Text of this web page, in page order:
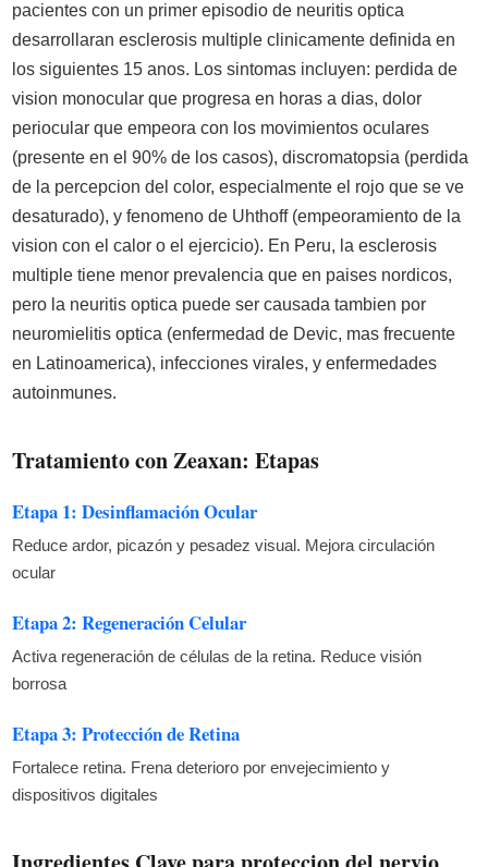
pacientes con un primer episodio de neuritis optica
desarrollaran esclerosis multiple clinicamente definida en
los siguientes 15 anos. Los sintomas incluyen: perdida de
vision monocular que progresa en horas a dias, dolor
periocular que empeora con los movimientos oculares
(presente en el 90% de los casos), discromatopsia (perdida
de la percepcion del color, especialmente el rojo que se ve
desaturado), y fenomeno de Uhthoff (empeoramiento de la
vision con el calor o el ejercicio). En Peru, la esclerosis
multiple tiene menor prevalencia que en paises nordicos,
pero la neuritis optica puede ser causada tambien por
neuromielitis optica (enfermedad de Devic, mas frecuente
en Latinoamerica), infecciones virales, y enfermedades
autoinmunes.
Tratamiento con Zeaxan: Etapas
Etapa 1: Desinflamación Ocular
Reduce ardor, picazón y pesadez visual. Mejora circulación
ocular
Etapa 2: Regeneración Celular
Activa regeneración de células de la retina. Reduce visión
borrosa
Etapa 3: Protección de Retina
Fortalece retina. Frena deterioro por envejecimiento y
dispositivos digitales